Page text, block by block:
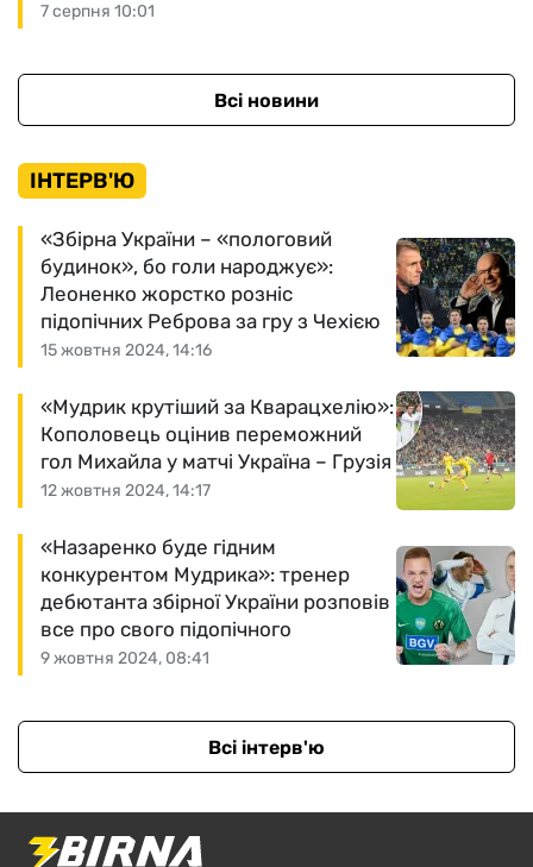
7 серпня 10:01
Всі новини
ІНТЕРВ'Ю
15 жовтня 2024, 14:16
«Збірна України – «пологовий
будинок», бо голи народжує»:
Леоненко жорстко розніс
підопічних Реброва за гру з Чехією
12 жовтня 2024, 14:17
«Мудрик крутіший за Кварацхелію»:
Кополовець оцінив переможний
гол Михайла у матчі Україна – Грузія
9 жовтня 2024, 08:41
«Назаренко буде гідним
конкурентом Мудрика»: тренер
дебютанта збірної України розповів
все про свого підопічного
Всі інтерв'ю